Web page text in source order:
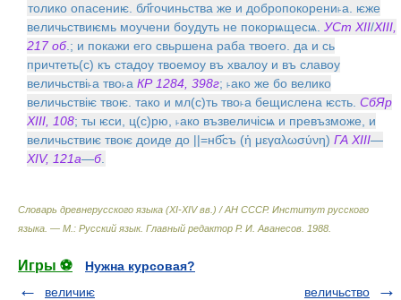
толико опасениѥ. бл҃гочиньства же и добропокорени˫а. ѥже
величьствиѥмь моучени боудуть не покорѩщесѩ. УСт XII/XIII,
217 об.; и покажи его свьршена раба твоего. да и сь
причтеть(с) къ стадоу твоемоу въ хвалоу и въ славоу
величьствi˫а тво˫а КР 1284, 398г; ˫ако же бо велико
величьствiѥ твоѥ. тако и мл(с)ть тво˫а бещислена ѥсть. СбЯр
XIII, 108; ты ѥси, ц(с)рю, ˫ако възвеличiсѩ и превъзможе, и
величьствиѥ твоѥ доиде до ||=нб҃съ (ἡ μεγαλωσύνη) ГА XIII—
XIV, 121а—б.
Словарь древнерусского языка (XI-XIV вв.) / АН СССР. Институт русского
языка. — М.: Русский язык. Главный редактор Р. И. Аванесов 1988
Игры ⚽
Нужна курсовая?
величиѥ
величьство